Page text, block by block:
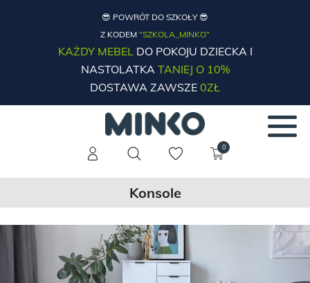
😎 POWRÓT DO SZKOŁY 😎
Z KODEM “SZKOLA_MINKO”
KAŻDY MEBELDO POKOJU DZIECKA I
NASTOLATKATANIEJ O 10%
DOSTAWA ZAWSZE 0ZŁ
0
Konsole